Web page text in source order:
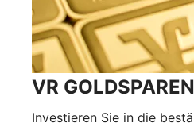
VR
Investieren Sie in die